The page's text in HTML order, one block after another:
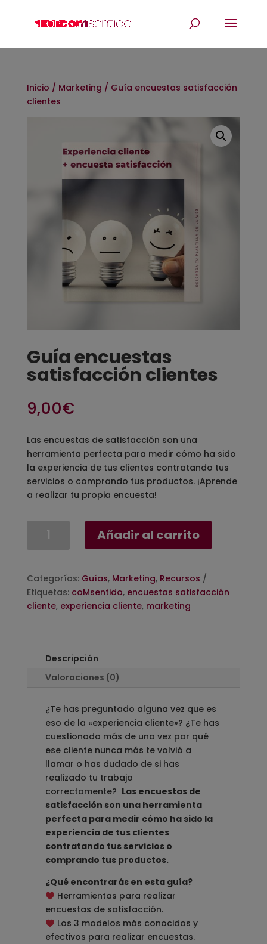
Inicio / Marketing / Guía encuestas satisfacción
clientes
Guía encuestas
satisfacción clientes
9,00€
Las encuestas de satisfacción son una
herramienta perfecta para medir cómo ha sido
la experiencia de tus clientes contratando tus
servicios o comprando tus productos. ¡Aprende
a realizar tu propia encuesta!
encuestas
satisfacción
cantidad
Añadir al carrito
Categorías: Guías, Marketing, Recursos
Etiquetas: coMsentido, encuestas satisfacción
cliente, experiencia cliente, marketing
Descripción
Valoraciones (0)
¿Te has preguntado alguna vez que es
eso de la «experiencia cliente»? ¿Te has
cuestionado más de una vez por qué
ese cliente nunca más te volvió a
llamar o has dudado de si has
realizado tu trabajo
correctamente? Las encuestas de
satisfacción son una herramienta
perfecta para medir cómo ha sido la
experiencia de tus clientes
contratando tus servicios o
comprando tus productos.
¿Qué encontrarás en esta guía?
Herramientas para realizar
encuestas de satisfacción.
Los 3 modelos más conocidos y
efectivos para realizar encuestas.